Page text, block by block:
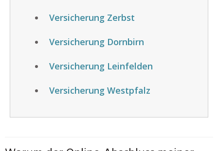
Versicherung Zerbst
Versicherung Dornbirn
Versicherung Leinfelden
Versicherung Westpfalz